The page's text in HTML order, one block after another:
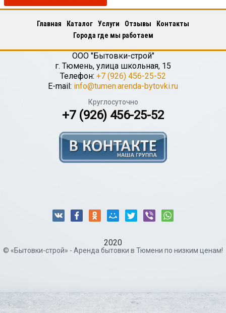
Главная Каталог Услуги Отзывы
Контакты
Города где мы работаем
ООО "Бытовки-строй"
г. Тюмень, улица школьная, 15
Телефон: +7 (926) 456-25-52
E-mail: info@tumen.arenda-bytovki.ru
Круглосуточно
+7 (926) 456-25-52
2020
© «Бытовки-строй» - Аренда бытовки в Тюмени по низким ценам!